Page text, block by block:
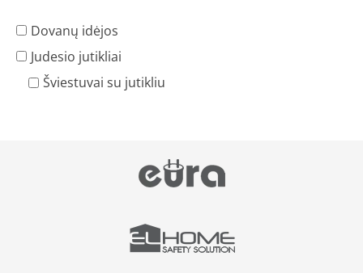
Dovanų idėjos
Judesio jutikliai
Šviestuvai su jutikliu